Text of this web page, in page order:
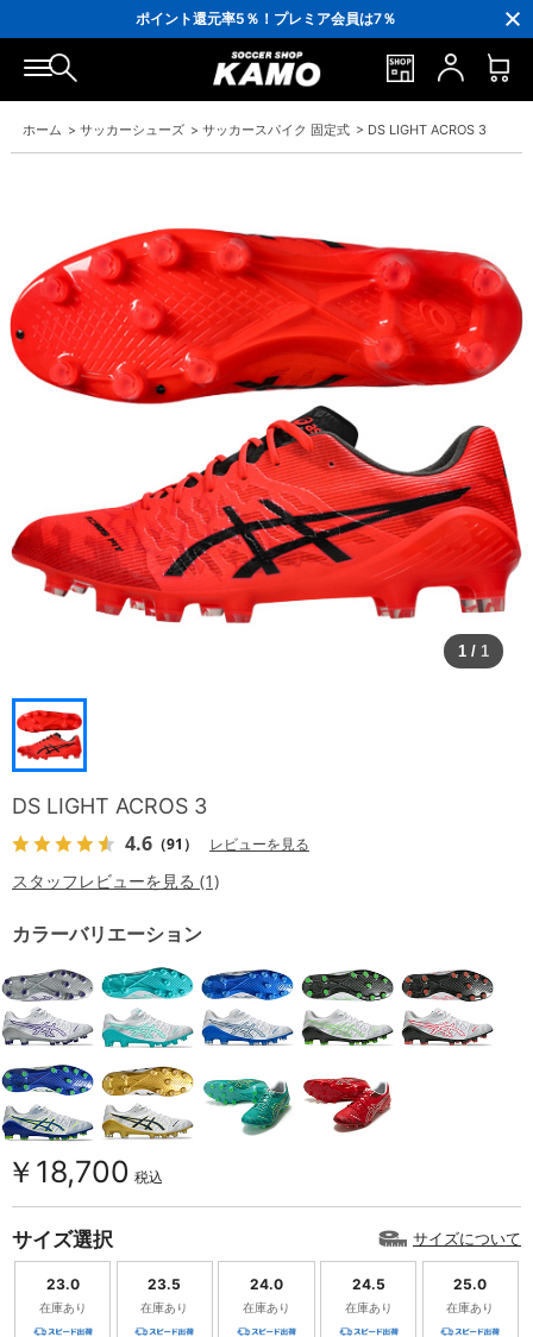
ポイント還元率5％！プレミア会員は7％
会員の方にはお誕生月に「10％OFFクーポン」プレゼント！
16,000円(税込)以上でシューズケースプレゼント！
3,300円(税込)以上で送料無料！
ホーム > サッカーシューズ > サッカースパイク 固定式 > DS LIGHT ACROS 3
1 / 1
DS LIGHT ACROS 3
4.6 （91） レビューを見る
スタッフレビューを見る (1)
カラーバリエーション
￥18,700 税込
サイズ選択 サイズについて
23.0
在庫あり
23.5
在庫あり
24.0
在庫あり
24.5
在庫あり
25.0
在庫あり